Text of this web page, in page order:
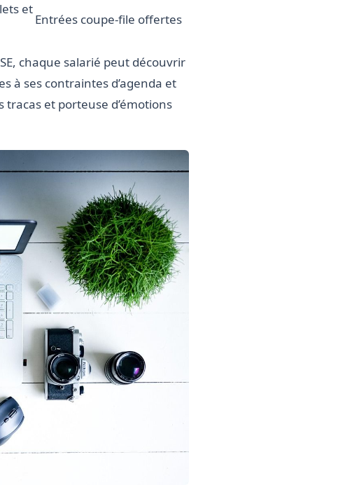
et
Entrées coupe-file offertes
chaque salarié peut découvrir
à ses contraintes d’agenda et
tracas et porteuse d’émotions